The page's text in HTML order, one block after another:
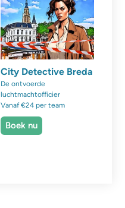
City Detective Breda
De ontvoerde
luchtmachtofficier
Vanaf €24 per team
Boek nu